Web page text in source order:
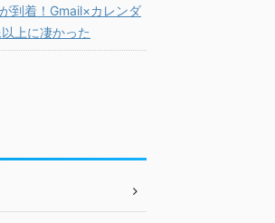
到着！Gmail×カレンダ
上に凄かった